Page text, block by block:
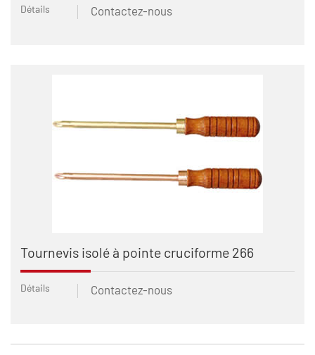
Détails Contactez-nous
Tournevis isolé à pointe cruciforme 266
Détails Contactez-nous